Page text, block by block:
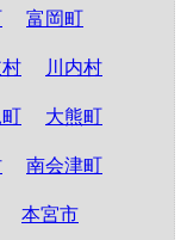
富岡町
川内村
町 大熊町
南会津町
本宮市